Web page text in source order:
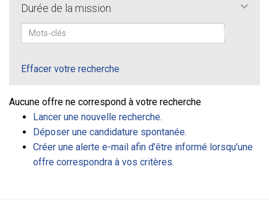
Durée de la mission
Effacer votre recherche
Aucune offre ne correspond à votre recherche
Lancer une nouvelle recherche.
Déposer une candidature spontanée.
Créer une alerte e-mail afin d'être informé lorsqu'une
offre correspondra à vos critères.